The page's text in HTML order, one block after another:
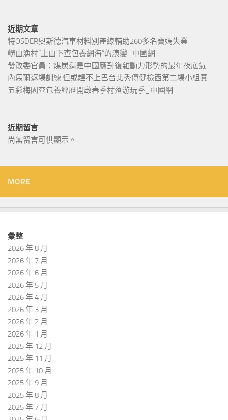
近期文章
特OSDER奧斯德汽車材料別產線輔助260多名寶媽失業
嶗山漁村“上山下查包養網海”的演變_中國網
發改委官員：煤炭還是中國應對復雜動力形勢的最年夜底氣
內馬爾返場訓練 但或趕不上巴台北秀傳健檢西第二場小組賽
五彩梅園查包養經歷開啟春季村落游玩季_中國網
近期留言
尚無留言可供顯示。
MORE
彙整
2026 年 8 月
2026 年 7 月
2026 年 6 月
2026 年 5 月
2026 年 4 月
2026 年 3 月
2026 年 2 月
2026 年 1 月
2025 年 12 月
2025 年 11 月
2025 年 10 月
2025 年 9 月
2025 年 8 月
2025 年 7 月